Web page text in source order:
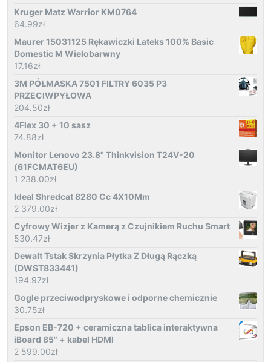
Kruger Matz Warrior KM0764
64.99zł
Maurer 15031125 Rękawiczki Lateks 100% Basic
Domestic M Wielobarwny
17.16zł
3M PÓŁMASKA 7501 FILTRY 6035 P3
PRZECIWPYŁOWA
204.50zł
4Flex 30 + 10 sasz
74.88zł
Monitor Lenovo 23.8" Thinkvision T24V-20
(61FCMAT6EU)
1 238.00zł
Ideal Shredcat 8280 Cc 4X10Mm
2 379.00zł
Cyfrowy Wizjer z Kamerą z Czujnikiem Ruchu Smart
530.47zł
Dewalt Tstak Skrzynia Płytka Z Długą Rączką
(DWST833441)
194.97zł
Gogle przeciwodpryskowe i odporne chemicznie
30.75zł
Epson EB-720 + ceramiczna tablica interaktywna
iBoard 85" + kabel HDMI
2 599.00zł